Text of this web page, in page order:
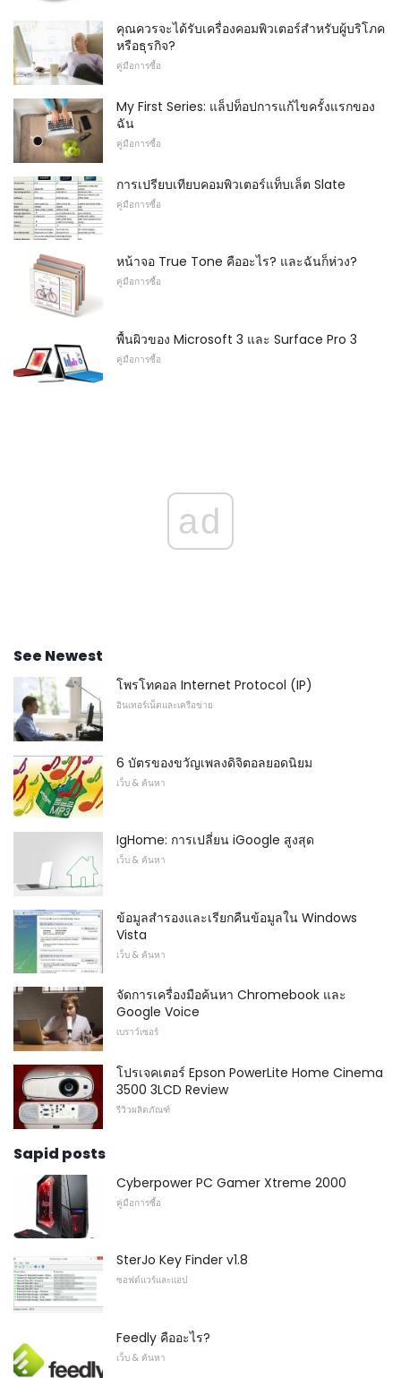
คุณควรจะได้รับเครื่องคอมพิวเตอร์สำหรับผู้บริโภค
หรือธุรกิจ?
คู่มือการซื้อ
My First Series: แล็ปท็อปการแก้ไขครั้งแรกของ
ฉัน
คู่มือการซื้อ
การเปรียบเทียบคอมพิวเตอร์แท็บเล็ต Slate
คู่มือการซื้อ
หน้าจอ True Tone คืออะไร? และฉันก็ห่วง?
คู่มือการซื้อ
พื้นผิวของ Microsoft 3 และ Surface Pro 3
คู่มือการซื้อ
ad
See Newest
โพรโทคอล Internet Protocol (IP)
อินเทอร์เน็ตและเครือข่าย
6 บัตรของขวัญเพลงดิจิตอลยอดนิยม
เว็บ & ค้นหา
IgHome: การเปลี่ยน iGoogle สูงสุด
เว็บ & ค้นหา
ข้อมูลสำรองและเรียกคืนข้อมูลใน Windows
Vista
เว็บ & ค้นหา
จัดการเครื่องมือค้นหา Chromebook และ
Google Voice
เบราว์เซอร์
โปรเจคเตอร์ Epson PowerLite Home Cinema
3500 3LCD Review
รีวิวผลิตภัณฑ์
Sapid posts
Cyberpower PC Gamer Xtreme 2000
คู่มือการซื้อ
SterJo Key Finder v1.8
ซอฟต์แวร์และแอป
Feedly คืออะไร?
เว็บ & ค้นหา